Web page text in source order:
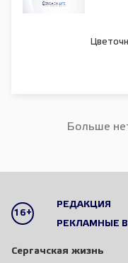
Больше
16+
РЕДАКЦИЯ
РЕКЛАМНЫЕ
Сергачская жизнь